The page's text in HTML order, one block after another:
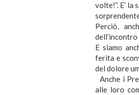
volte!”. E’
Perciò,
dell’incontro
E siamo
ferita e
del dolore
Anche i
alle loro